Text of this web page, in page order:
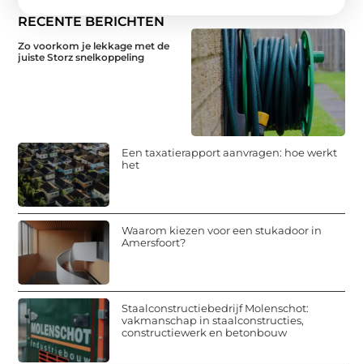
RECENTE BERICHTEN
Zo voorkom je lekkage met de
juiste Storz snelkoppeling
Een taxatierapport aanvragen: hoe werkt
het
Waarom kiezen voor een stukadoor in
Amersfoort?
Staalconstructiebedrijf Molenschot:
vakmanschap in staalconstructies,
constructiewerk en betonbouw